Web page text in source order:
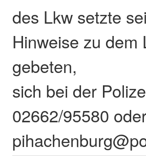
des Lkw setzte
Hinweise zu dem
gebeten,
sich bei der
02662/95580